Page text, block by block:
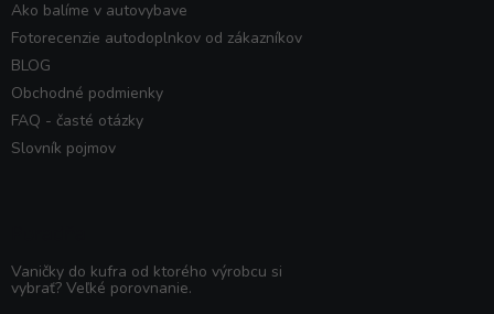
Ako balíme v autovybave
Fotorecenzie autodoplnkov od zákazníkov
BLOG
Obchodné podmienky
FAQ - časté otázky
Slovník pojmov
Vaničky do kufra od ktorého výrobcu si
vybrať? Veľké porovnanie.